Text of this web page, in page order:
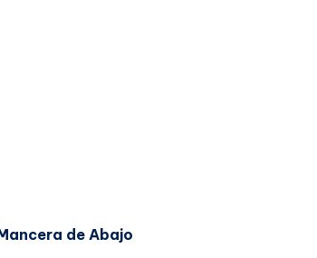
de Abajo